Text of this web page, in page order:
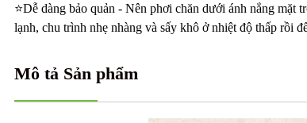
⭐Dễ dàng bảo quản - Nên phơi chăn dưới ánh nắng
lạnh, chu trình nhẹ nhàng và sấy khô ở nhiệt độ thấp rồi
Mô tả Sản phẩm